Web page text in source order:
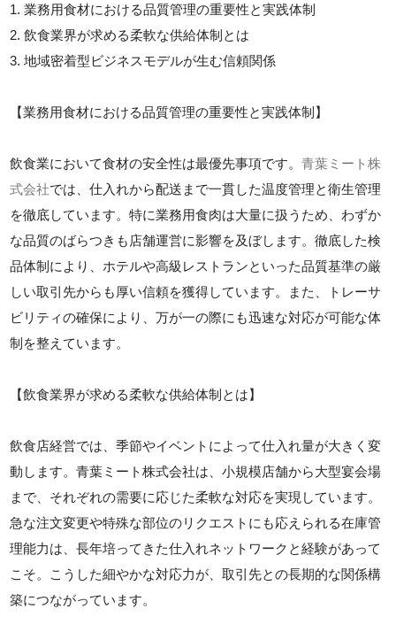
1. 業務用食材における品質管理の重要性と実践体制
2. 飲食業界が求める柔軟な供給体制とは
3. 地域密着型ビジネスモデルが生む信頼関係
【業務用食材における品質管理の重要性と実践体制】
飲食業において食材の安全性は最優先事項です。青葉ミート株
式会社では、仕入れから配送まで一貫した温度管理と衛生管理
を徹底しています。特に業務用食肉は大量に扱うため、わずか
な品質のばらつきも店舗運営に影響を及ぼします。徹底した検
品体制により、ホテルや高級レストランといった品質基準の厳
しい取引先からも厚い信頼を獲得しています。また、トレーサ
ビリティの確保により、万が一の際にも迅速な対応が可能な体
制を整えています。
【飲食業界が求める柔軟な供給体制とは】
飲食店経営では、季節やイベントによって仕入れ量が大きく変
動します。青葉ミート株式会社は、小規模店舗から大型宴会場
まで、それぞれの需要に応じた柔軟な対応を実現しています。
急な注文変更や特殊な部位のリクエストにも応えられる在庫管
理能力は、長年培ってきた仕入れネットワークと経験があって
こそ。こうした細やかな対応力が、取引先との長期的な関係構
築につながっています。